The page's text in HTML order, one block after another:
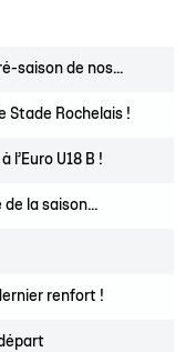
saison de nos...
Stade Rochelais !
l’Euro U18 B !
la saison...
renfort !